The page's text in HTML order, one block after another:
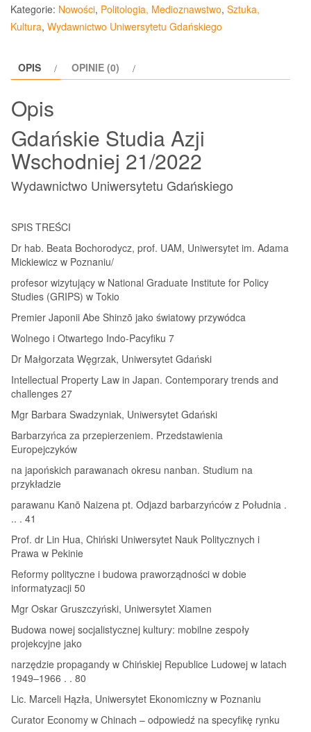
Azji
Wschodniej
Kategorie: Nowości, Politologia, Medioznawstwo, Sztuka,
Kultura, Wydawnictwo Uniwersytetu Gdańskiego
OPIS OPINIE (0)
Opis
Gdańskie Studia Azji
Wschodniej 21/2022
Wydawnictwo Uniwersytetu Gdańskiego
SPIS TREŚCI
Dr hab. Beata Bochorodycz, prof. UAM, Uniwersytet im. Adama
Mickiewicz w Poznaniu/
profesor wizytujący w National Graduate Institute for Policy
Studies (GRIPS) w Tokio
Premier Japonii Abe Shinzō jako światowy przywódca
Wolnego i Otwartego Indo-Pacyfiku 7
Dr Małgorzata Węgrzak, Uniwersytet Gdański
Intellectual Property Law in Japan. Contemporary trends and
challenges 27
Mgr Barbara Swadzyniak, Uniwersytet Gdański
Barbarzyńca za przepierzeniem. Przedstawienia
Europejczyków
na japońskich parawanach okresu nanban. Studium na
przykładzie
parawanu Kanō Naizena pt. Odjazd barbarzyńców z Południa .
.. . 41
Prof. dr Lin Hua, Chiński Uniwersytet Nauk Politycznych i
Prawa w Pekinie
Reformy polityczne i budowa praworządności w dobie
informatyzacji 50
Mgr Oskar Gruszczyński, Uniwersytet Xiamen
Budowa nowej socjalistycznej kultury: mobilne zespoły
projekcyjne jako
narzędzie propagandy w Chińskiej Republice Ludowej w latach
1949–1966 . . 80
Lic. Marceli Hązła, Uniwersytet Ekonomiczny w Poznaniu
Curator Economy w Chinach – odpowiedź na specyfikę rynku